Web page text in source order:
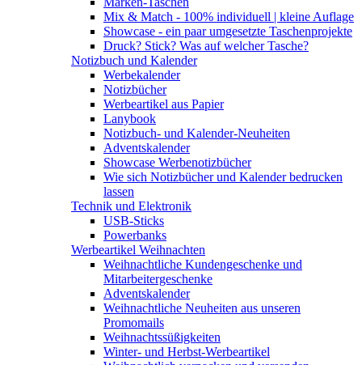
Mix & Match - 100% individuell | kleine Auflage
Showcase - ein paar umgesetzte Taschenprojekte
Druck? Stick? Was auf welcher Tasche?
Notizbuch und Kalender
Werbekalender
Notizbücher
Werbeartikel aus Papier
Lanybook
Notizbuch- und Kalender-Neuheiten
Adventskalender
Showcase Werbenotizbücher
Wie sich Notizbücher und Kalender bedrucken
lassen
Technik und Elektronik
USB-Sticks
Powerbanks
Werbeartikel Weihnachten
Weihnachtliche Kundengeschenke und
Mitarbeitergeschenke
Adventskalender
Weihnachtliche Neuheiten aus unseren
Promomails
Weihnachtssüßigkeiten
Winter- und Herbst-Werbeartikel